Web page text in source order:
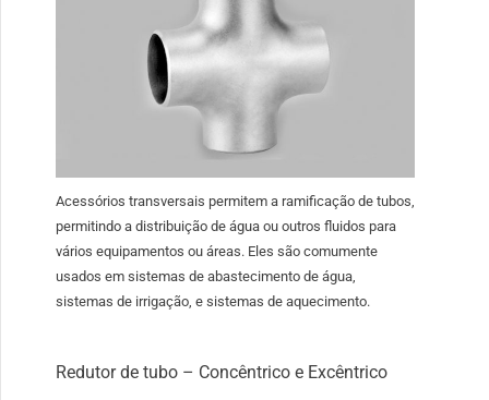
Acessórios transversais permitem a ramificação de tubos,
permitindo a distribuição de água ou outros fluidos para
vários equipamentos ou áreas. Eles são comumente
usados ​​em sistemas de abastecimento de água,
sistemas de irrigação, e sistemas de aquecimento.
Redutor de tubo – Concêntrico e Excêntrico